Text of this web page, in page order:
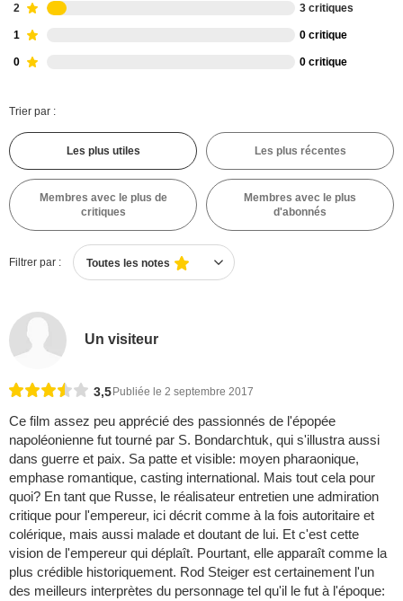
2 3 critiques
1 0 critique
0 0 critique
Trier par :
Les plus utiles Les plus récentes
Membres avec le plus de
critiques
Membres avec le plus
d'abonnés
Filtrer par : Toutes les notes
Un visiteur
3,5 Publiée le 2 septembre 2017
Ce film assez peu apprécié des passionnés de l'épopée
napoléonienne fut tourné par S. Bondarchtuk, qui s'illustra aussi
dans guerre et paix. Sa patte et visible: moyen pharaonique,
emphase romantique, casting international. Mais tout cela pour
quoi? En tant que Russe, le réalisateur entretien une admiration
critique pour l'empereur, ici décrit comme à la fois autoritaire et
colérique, mais aussi malade et doutant de lui. Et c'est cette
vision de l'empereur qui déplaît. Pourtant, elle apparaît comme la
plus crédible historiquement. Rod Steiger est certainement l'un
des meilleurs interprètes du personnage tel qu'il le fut à l'époque: